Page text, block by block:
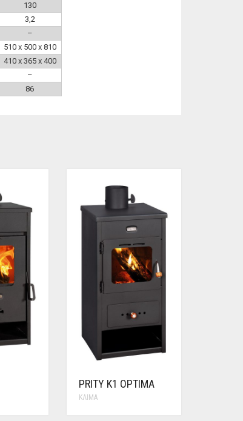
130
3,2
–
510 x 500 x 810
410 x 365 x 400
–
86
PRITY K1 OPTIMA
ΚΛΊΜΑ